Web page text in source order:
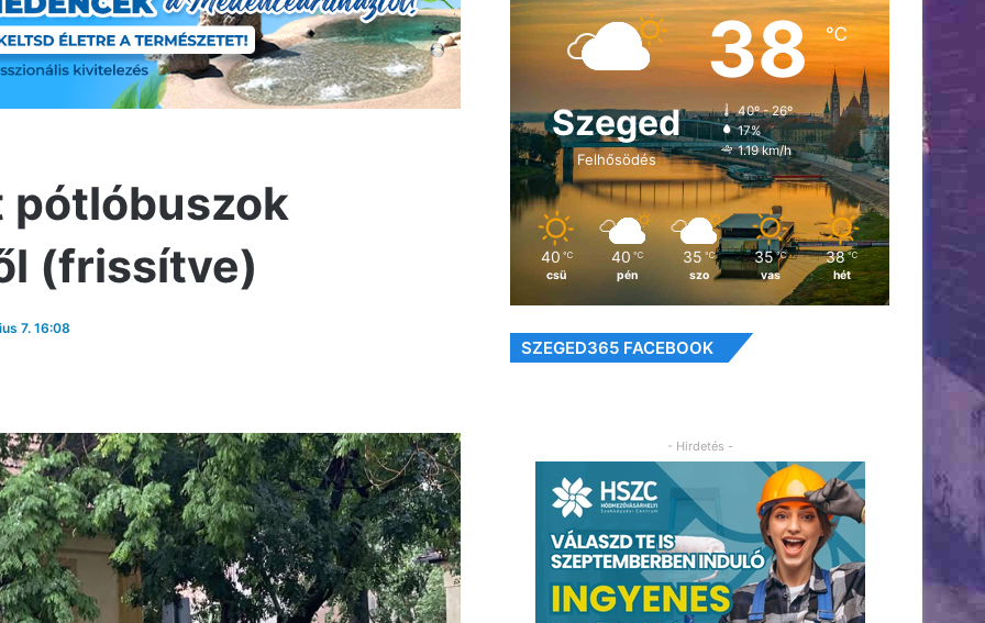
pótlóbuszok
(frissítve)
7. 16:08
Szeged
Felhősödés
38℃
40º - 26º
17%
1.19 km/h
40 ℃
csü
40 ℃
pén
35 ℃
szo
35 ℃
vas
38 ℃
hét
SZEGED365 FACEBOOK
- Hirdetés -